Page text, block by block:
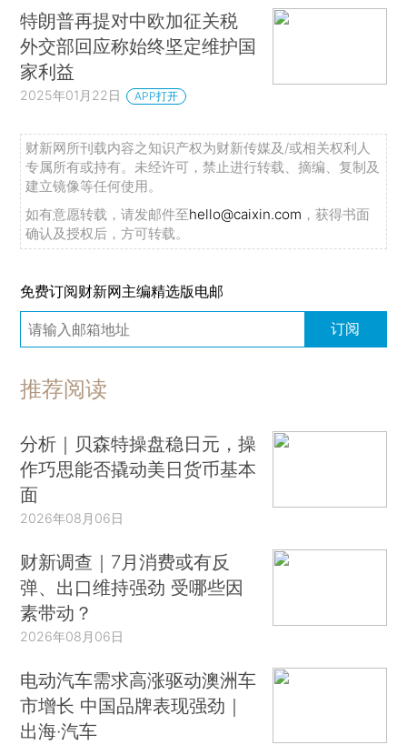
特朗普再提对中欧加征关税
外交部回应称始终坚定维护国
家利益
2025年01月22日 APP打开
财新网所刊载内容之知识产权为财新传媒及/或相关权利人
专属所有或持有。未经许可，禁止进行转载、摘编、复制及
建立镜像等任何使用。
如有意愿转载，请发邮件至hello@caixin.com ，获得书面
确认及授权后，方可转载。
免费订阅财新网主编精选版电邮
订阅
推荐阅读
分析｜贝森特操盘稳日元，操
作巧思能否撬动美日货币基本
面
2026年08月06日
财新调查｜7月消费或有反
弹、出口维持强劲 受哪些因
素带动？
2026年08月06日
电动汽车需求高涨驱动澳洲车
市增长 中国品牌表现强劲｜
出海·汽车